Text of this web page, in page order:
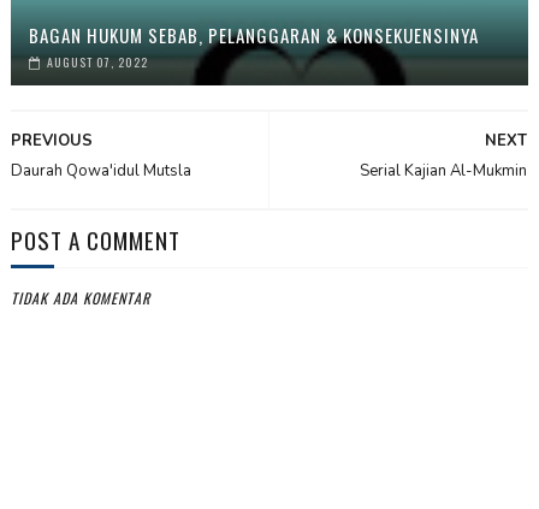
BAGAN HUKUM SEBAB, PELANGGARAN & KONSEKUENSINYA
AUGUST 07, 2022
NEXT
Serial Kajian Al-Mukmin
PREVIOUS
Daurah Qowa'idul Mutsla
POST A COMMENT
TIDAK ADA KOMENTAR